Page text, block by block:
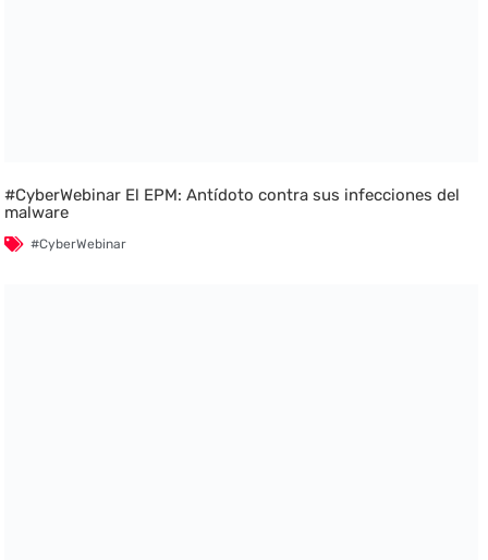
#CyberWebinar El EPM: Antídoto contra sus infecciones del
malware
#CyberWebinar